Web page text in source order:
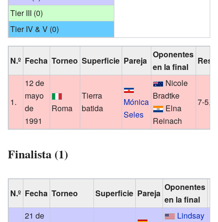
Tier III (0)
Tier IV & V (0)
N.º Fecha Torneo Superficie Pareja
Oponentes
en la final
1.
12 de
mayo
de
1991
Roma
Tierra
batida
Mónica
Seles
Nicole
Bradtke
Elna
Reinach
7-5,
Finalista (1)
N.º Fecha Torneo Superficie Pareja
Oponentes
en la final
21 de
Lindsay